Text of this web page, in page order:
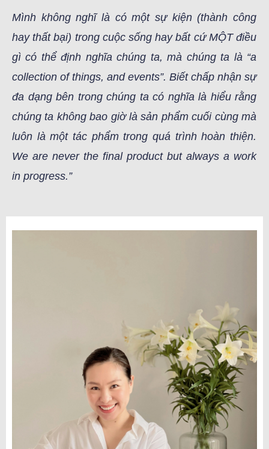
Mình không nghĩ là có một sự kiện (thành công
hay thất bại) trong cuộc sống hay bất cứ MỘT điều
gì có thể định nghĩa chúng ta, mà chúng ta là “a
collection of things, and events”. Biết chấp nhận sự
đa dạng bên trong chúng ta có nghĩa là hiểu rằng
chúng ta không bao giờ là sản phẩm cuối cùng mà
luôn là một tác phẩm trong quá trình hoàn thiện.
We are never the final product but always a work
in progress.”